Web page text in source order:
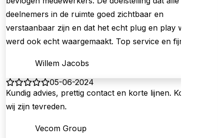
deelnemers in de ruimte goed zichtbaar en
verstaanbaar zijn en dat het echt plug en play werkt
werd ook echt waargemaakt. Top service en fijn bedrijf!
Willem Jacobs
05-06-2024
Kundig advies, prettig contact en korte lijnen. Kortom,
wij zijn tevreden.
Vecom Group